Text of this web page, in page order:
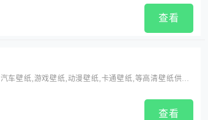
查看
车壁纸,游戏壁纸,动漫壁纸,卡通壁纸,等高清壁纸供您
查看